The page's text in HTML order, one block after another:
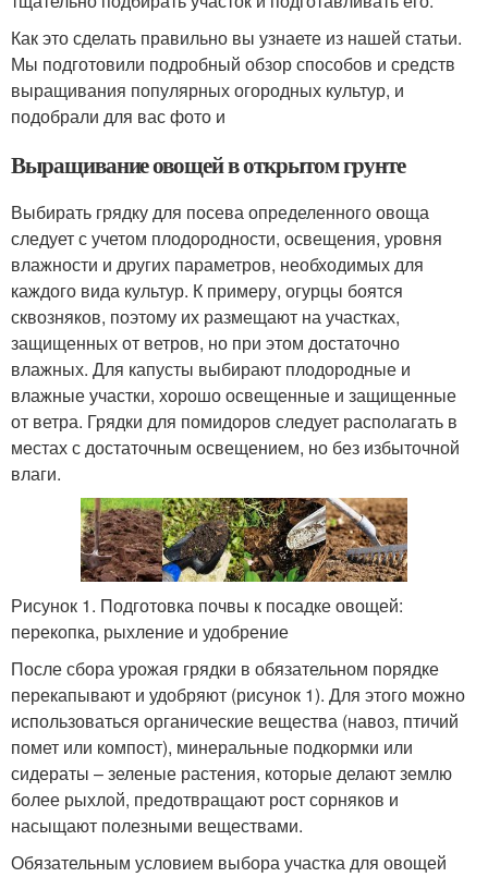
Как это сделать правильно вы узнаете из нашей статьи.
Мы подготовили подробный обзор способов и средств
выращивания популярных огородных культур, и
подобрали для вас фото и
Выращивание овощей в открытом грунте
Выбирать грядку для посева определенного овоща
следует с учетом плодородности, освещения, уровня
влажности и других параметров, необходимых для
каждого вида культур. К примеру, огурцы боятся
сквозняков, поэтому их размещают на участках,
защищенных от ветров, но при этом достаточно
влажных. Для капусты выбирают плодородные и
влажные участки, хорошо освещенные и защищенные
от ветра. Грядки для помидоров следует располагать в
местах с достаточным освещением, но без избыточной
влаги.
Рисунок 1. Подготовка почвы к посадке овощей:
перекопка, рыхление и удобрение
После сбора урожая грядки в обязательном порядке
перекапывают и удобряют (рисунок 1). Для этого можно
использоваться органические вещества (навоз, птичий
помет или компост), минеральные подкормки или
сидераты – зеленые растения, которые делают землю
более рыхлой, предотвращают рост сорняков и
насыщают полезными веществами.
Обязательным условием выбора участка для овощей